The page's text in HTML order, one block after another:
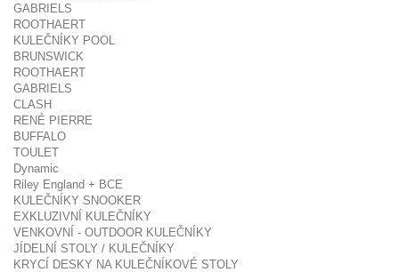
GABRIELS
ROOTHAERT
KULEČNÍKY POOL
BRUNSWICK
ROOTHAERT
GABRIELS
CLASH
RENÉ PIERRE
BUFFALO
TOULET
Dynamic
Riley England + BCE
KULEČNÍKY SNOOKER
EXKLUZIVNÍ KULEČNÍKY
VENKOVNÍ - OUTDOOR KULEČNÍKY
JÍDELNÍ STOLY / KULEČNÍKY
KRYCÍ DESKY NA KULEČNÍKOVÉ STOLY